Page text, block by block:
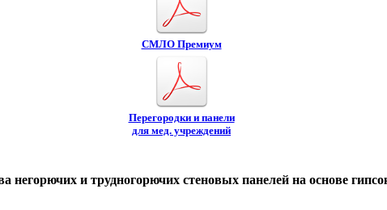
СМЛО Премиум
Перегородки и панели
для мед. учреждений
и трудногорючих стеновых панелей на основе